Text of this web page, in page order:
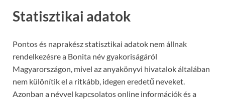
Statisztikai adatok
Pontos és naprakész statisztikai adatok nem állnak
rendelkezésre a Bonita név gyakoriságáról
Magyarországon, mivel az anyakönyvi hivatalok általában
nem különítik el a ritkább, idegen eredetű neveket.
Azonban a névvel kapcsolatos online információk és a